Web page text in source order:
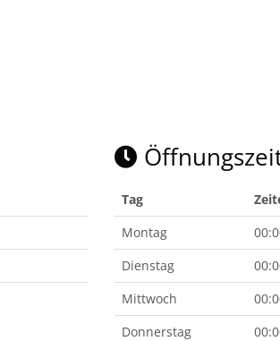
Tag
Montag
Dienstag
Mittwoch
Donnerstag